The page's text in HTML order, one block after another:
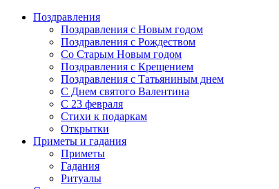
Поздравления
Поздравления с Новым годом
Поздравления с Рождеством
Со Старым Новым годом
Поздравления с Крещением
Поздравления с Татьяниным днем
С Днем святого Валентина
C 23 февраля
Стихи к подаркам
Открытки
Приметы и гадания
Приметы
Гадания
Ритуалы